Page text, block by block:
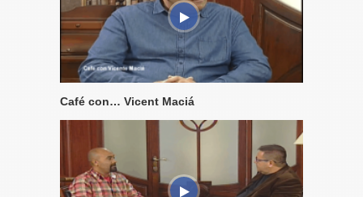
Café con… Vicent Maciá